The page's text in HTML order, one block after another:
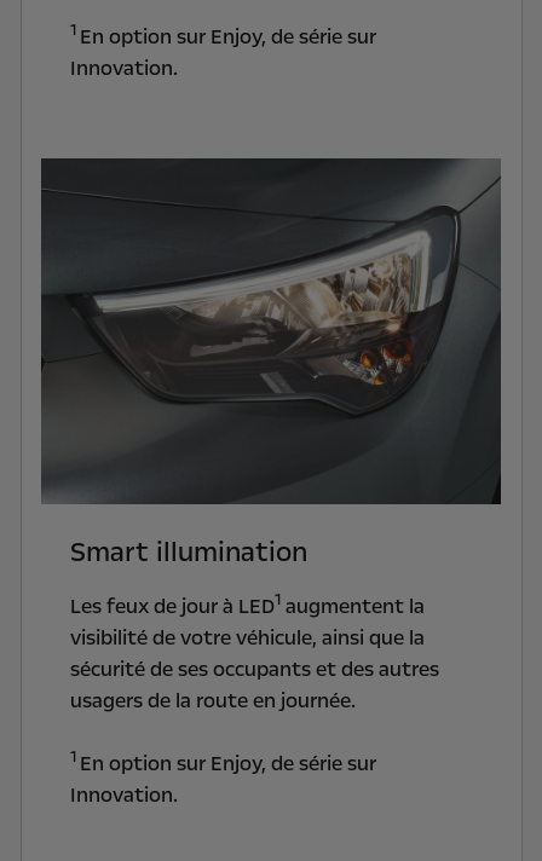
1 En option sur Enjoy, de série sur
Innovation.
Smart illumination
Les feux de jour à LED1augmentent la
visibilité de votre véhicule, ainsi que la
sécurité de ses occupants et des autres
usagers de la route en journée.
1 En option sur Enjoy, de série sur
Innovation.